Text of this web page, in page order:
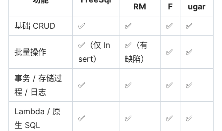
RM
F
ugar
基础 CRUD
✅ ✅ ✅ ✅
批量操作
✅（仅 In
sert）
✅（有
缺陷）
✅ ✅
事务 / 存储过
程 / 日志
✅ ✅ ✅ ✅
Lambda / 原
生 SQL
✅ ✅ ✅ ✅